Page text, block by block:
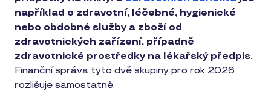
například o zdravotní, léčebné, hygienické
nebo obdobné služby a zboží od
zdravotnických zařízení, případně
zdravotnické prostředky na lékařský předpis.
Finanční správa tyto dvě skupiny pro rok 2026
rozlišuje samostatně.